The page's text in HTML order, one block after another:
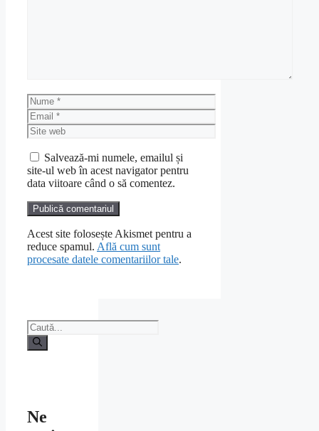
Nume
Email
Site
web
Salvează-mi numele, emailul și
site-ul web în acest navigator pentru
data viitoare când o să comentez.
Acest site folosește Akismet pentru a
reduce spamul. Află cum sunt
procesate datele comentariilor tale.
Caută
după:
Ne